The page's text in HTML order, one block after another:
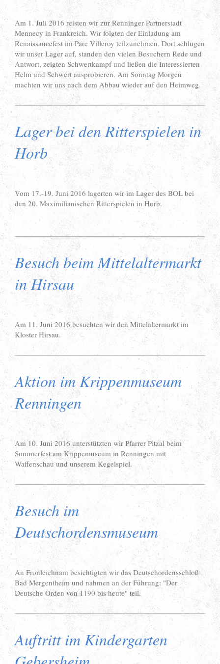
Am 1. Juli 2016 reisten wir zur Renninger Partnerstadt
Mennecy in Frankreich. Wir folgten der Einladung am
Renaissancefest im Parc Villeroy teilzunehmen. Dort schlugen
wir unser Lager auf, standen den vielen Besuchern Rede und
Antwort, zeigten Schwertkampf und ließen die Interessierten
Helm und Schwert ausprobieren. Am Sonntag Morgen
machten wir uns nach dem Abbau wieder auf den Heimweg.
Lager bei den Ritterspielen in
Horb
Vom 17.-19. Juni 2016 lagerten wir im Lager des BOL bei
den 20. Maximilianischen Ritterspielen in Horb.
Besuch beim Mittelaltermarkt
in Hirsau
Am 11. Juni 2016 besuchten wir den Mittelaltermarkt im
Kloster Hirsau.
Aktion im Krippenmuseum
Renningen
Am 10. Juni 2016 unterstützten wir Pfarrer Pitzal beim
Sommerfest am Krippemuseum in Renningen mit
Waffenschau und unserem Kegelspiel.
Besuch im
Deutschordensmuseum
An Fronleichnam besichtigten wir das Deutschordensschloß
Bad Mergentheim und nahmen an der Führung: "Der
Deutsche Orden von 1190 bis heute" teil.
Auftritt im Kindergarten